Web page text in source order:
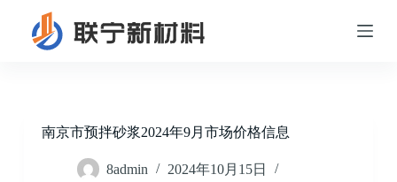
南京市预拌砂浆2024年9月市场价格信息
8admin
2024年10月15日